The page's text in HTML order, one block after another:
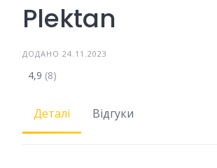
Plektan
ДОДАНО 24.11.2023
4,9 (8)
Деталі Відгуки